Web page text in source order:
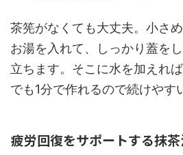
茶筅がなくても大丈夫。小さ
お湯を入れて、しっかり蓋を
立ちます。そこに水を加えれ
でも1分で作れるので続けやす
疲労回復をサポートする抹